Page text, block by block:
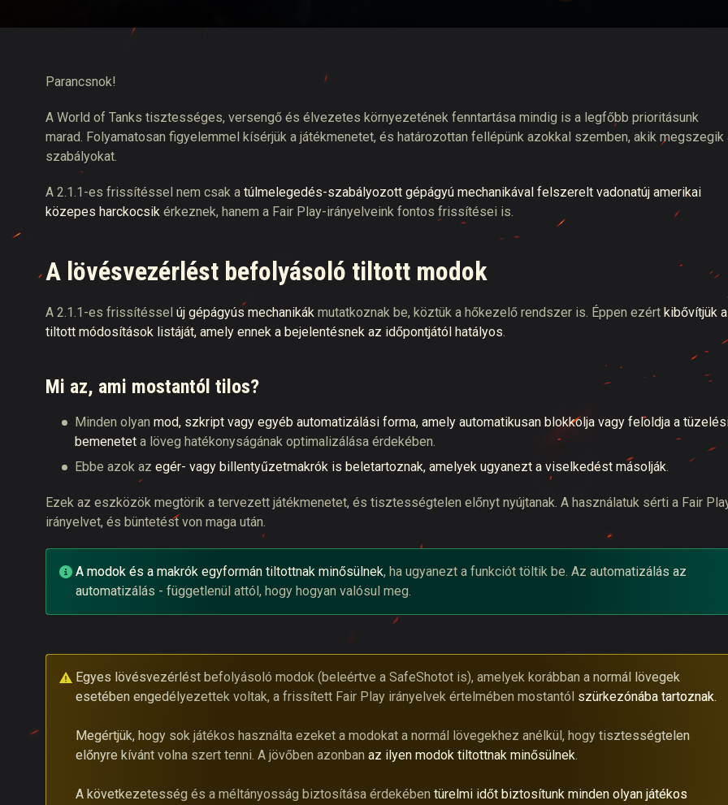
Parancsnok!
A World of Tanks tisztességes, versengő és élvezetes környezetének fenntartása mindig is a legfőbb prioritásunk
marad. Folyamatosan figyelemmel kísérjük a játékmenetet, és határozottan fellépünk azokkal szemben, akik megszegik
szabályokat.
A 2.1.1-es frissítéssel nem csak a túlmelegedés-szabályozott gépágyú mechanikával felszerelt vadonatúj amerikai
közepes harckocsik érkeznek, hanem a Fair Play-irányelveink fontos frissítései is.
A lövésvezérlést befolyásoló tiltott modok
A 2.1.1-es frissítéssel új gépágyús mechanikák mutatkoznak be, köztük a hőkezelő rendszer is. Éppen ezért kibővítjük a
tiltott módosítások listáját, amely ennek a bejelentésnek az időpontjától hatályos.
Mi az, ami mostantól tilos?
Minden olyan mod, szkript vagy egyéb automatizálási forma, amely automatikusan blokkolja vagy feloldja a
bemenetet a löveg hatékonyságának optimalizálása érdekében.
Ebbe azok az egér- vagy billentyűzetmakrók is beletartoznak, amelyek ugyanezt a viselkedést másolják.
Ezek az eszközök megtörik a tervezett játékmenetet, és tisztességtelen előnyt nyújtanak. A használatuk sérti a Fair
irányelvet, és büntetést von maga után.
A modok és a makrók egyformán tiltottnak minősülnek, ha ugyanezt a funkciót töltik be. Az automatizálás az
automatizálás - függetlenül attól, hogy hogyan valósul meg.
Egyes lövésvezérlést befolyásoló modok (beleértve a SafeShotot is), amelyek korábban a normál lövegek
esetében engedélyezettek voltak, a frissített Fair Play irányelvek értelmében mostantól szürkezónába tartoznak.
Megértjük, hogy sok játékos használta ezeket a modokat a normál lövegekhez anélkül, hogy tisztességtelen
előnyre kívánt volna szert tenni. A jövőben azonban az ilyen modok tiltottnak minősülnek.
A következetesség és a méltányosság biztosítása érdekében türelmi időt biztosítunk minden olyan játékos